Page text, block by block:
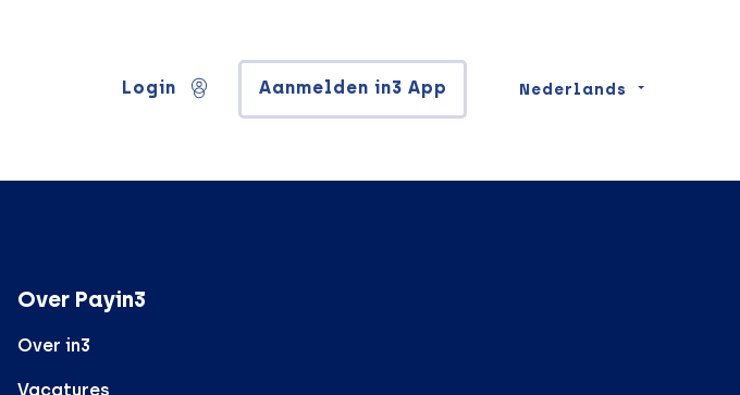
Login Aanmelden in3 App Nederlands
Over Payin3
Over in3
Vacatures